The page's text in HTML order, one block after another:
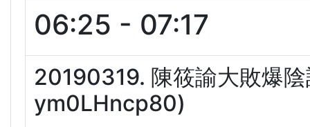
06:25 - 07:17
20190319. 陳筱諭大敗爆
ym0LHncp80)